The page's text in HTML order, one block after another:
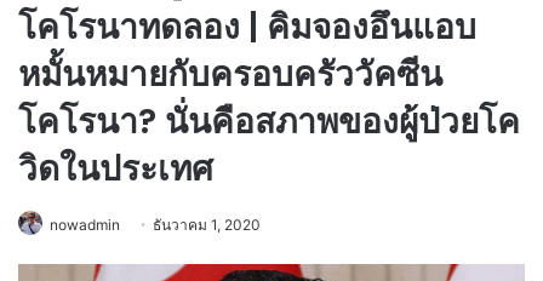
โคโรนาทดลอง | คิมจองอึนแอบ
หมั้นหมายกับครอบครัววัคซีน
โคโรนา? นั่นคือสภาพของผู้ป่วยโค
วิดในประเทศ
nowadmin ธันวาคม 1, 2020